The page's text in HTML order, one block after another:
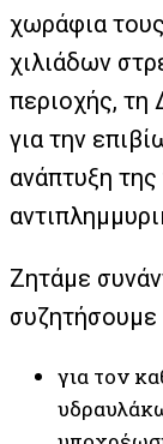
χωράφια
χιλιάδων
περιοχής, τη
για την
ανάπτυξη της
Ζητάμε
συζητήσουμε
για τον